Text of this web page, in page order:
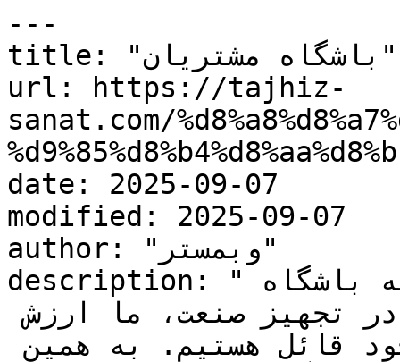
---
title: "باشگاه مشتریان"
url: https://tajhiz-
sanat.com/
date: 2025-09-07
modified: 2025-09-07
author: "وبمستر"
description: "باشگاه مشتریان تجهیز صنعت به باشگاه
مشتریان تجهیز صنعت بپیوندید در تجهیز صنعت، ما ارزش
بالایی برای مشتریان وفادار خود قائل هستیم. به همین